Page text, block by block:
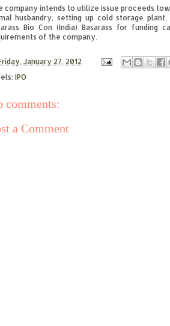
company intends to utilize issue proceeds
husbandry, setting up cold storage
Bio Con (India) Basarass for
of the company.
January 27, 2012
IPO
comments:
a Comment